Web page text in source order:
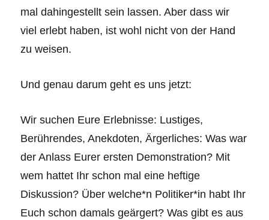
mal dahingestellt sein lassen. Aber dass wir
viel erlebt haben, ist wohl nicht von der Hand
zu weisen.
Und genau darum geht es uns jetzt:
Wir suchen Eure Erlebnisse: Lustiges,
Berührendes, Anekdoten, Ärgerliches: Was war
der Anlass Eurer ersten Demonstration? Mit
wem hattet Ihr schon mal eine heftige
Diskussion? Über welche*n Politiker*in habt Ihr
Euch schon damals geärgert? Was gibt es aus